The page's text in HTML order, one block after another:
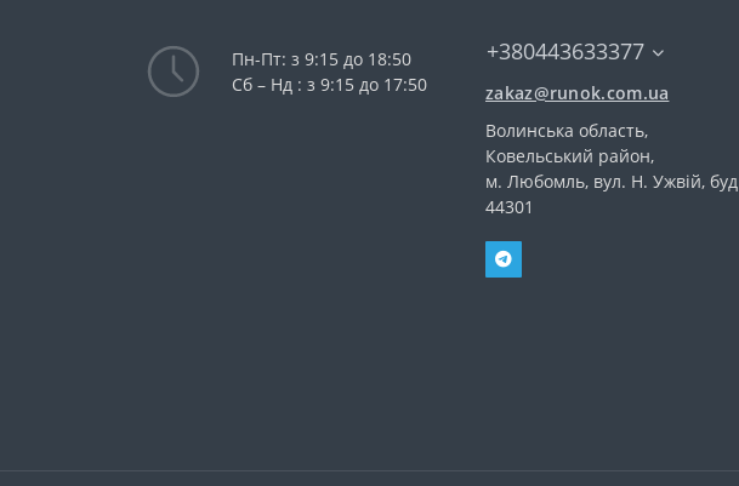
Пн-Пт: з 9:15 до 18:50
Сб – Нд : з 9:15 до 17:50
+380443633377
zakaz@runok.com.ua
Волинська область,
Ковельський район,
м. Любомль, вул. Н. Ужвій,
44301